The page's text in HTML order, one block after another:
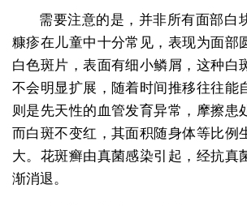
需要注意的是，并非所有面部白
糠疹在儿童中十分常见，表现为面部
白色斑片，表面有细小鳞屑，这种白
不会明显扩展，随着时间推移往往能
则是先天性的血管发育异常，摩擦患
而白斑不变红，其面积随身体等比例
大。花斑癣由真菌感染引起，经抗真
渐消退。